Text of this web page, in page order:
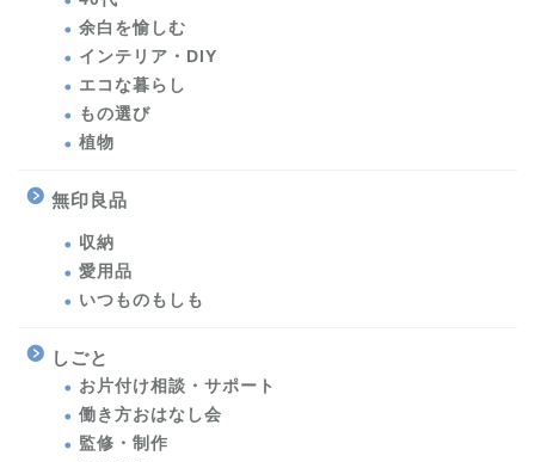
余白を愉しむ
インテリア・DIY
エコな暮らし
もの選び
植物
無印良品
収納
愛用品
いつものもしも
しごと
お片付け相談・サポート
働き方おはなし会
監修・制作